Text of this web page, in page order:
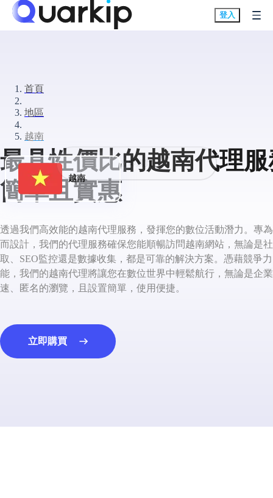
登入
首頁
地區
越南
最具性價比的越南代理
簡單且實惠
透過我們高效能的越南代理服務，發揮您的數位活動潛力。專
而設計，我們的代理服務確保您能順暢訪問越南網站，無論是
取、SEO監控還是數據收集，都是可靠的解決方案。憑藉競爭
能，我們的越南代理將讓您在數位世界中輕鬆航行，無論是企
速、匿名的瀏覽，且設置簡單，使用便捷。
立即購買
越南
立即購買